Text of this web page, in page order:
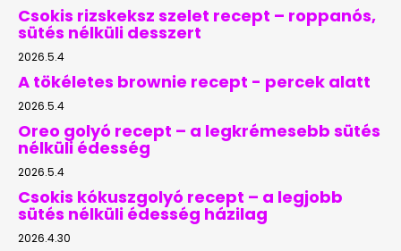
Csokis rizskeksz szelet recept – roppanós,
sütés nélküli desszert
2026.5.4
A tökéletes brownie recept - percek alatt
2026.5.4
Oreo golyó recept – a legkrémesebb sütés
nélküli édesség
2026.5.4
Csokis kókuszgolyó recept – a legjobb
sütés nélküli édesség házilag
2026.4.30